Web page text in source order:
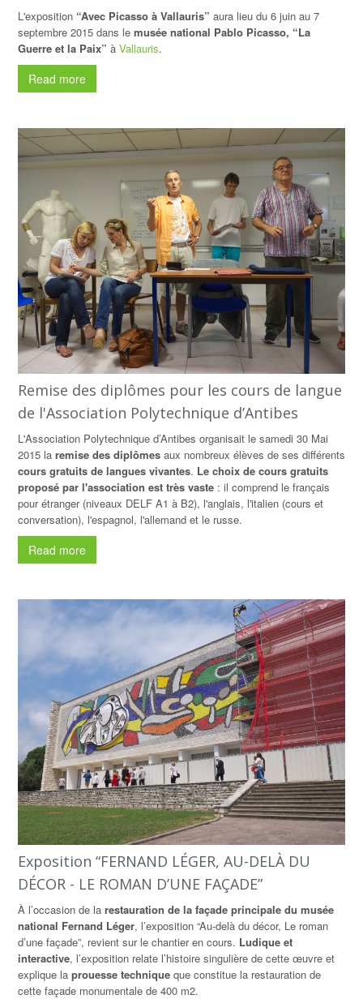
L'exposition “Avec Picasso à Vallauris” aura lieu du 6 juin au 7
septembre 2015 dans le musée national Pablo Picasso, “La
Guerre et la Paix” à Vallauris.
Read more
Remise des diplômes pour les cours de langue
de l'Association Polytechnique d’Antibes
L'Association Polytechnique d’Antibes organisait le samedi 30 Mai
2015 la remise des diplômes aux nombreux élèves de ses différents
cours gratuits de langues vivantes. Le choix de cours gratuits
proposé par l'association est très vaste : il comprend le français
pour étranger (niveaux DELF A1 à B2), l'anglais, l'italien (cours et
conversation), l'espagnol, l'allemand et le russe.
Read more
Exposition “FERNAND LÉGER, AU-DELÀ DU
DÉCOR - LE ROMAN D’UNE FAÇADE”
À l’occasion de la restauration de la façade principale du musée
national Fernand Léger, l’exposition “Au-delà du décor, Le roman
d’une façade”, revient sur le chantier en cours. Ludique et
interactive, l’exposition relate l’histoire singulière de cette œuvre et
explique la prouesse technique que constitue la restauration de
cette façade monumentale de 400 m2.